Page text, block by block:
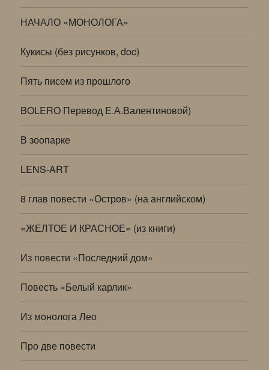
НАЧАЛО «МОНОЛОГА»
Кукисы (без рисунков, doc)
Пять писем из прошлого
BOLERO Перевод Е.А.Валентиновой)
В зоопарке
LENS-ART
8 глав повести «Остров» (на английском)
«ЖЕЛТОЕ И КРАСНОЕ» (из книги)
Из повести «Последний дом»
Повесть «Белый карлик»
Из монолога Лео
Про две повести